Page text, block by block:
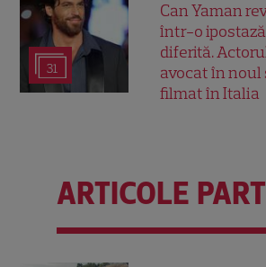
31
Can Yaman
într-o
diferită.
avocat în noul
filmat în Italia
ARTICOLE